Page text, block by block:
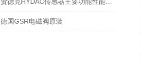
德国GSR电磁阀原装